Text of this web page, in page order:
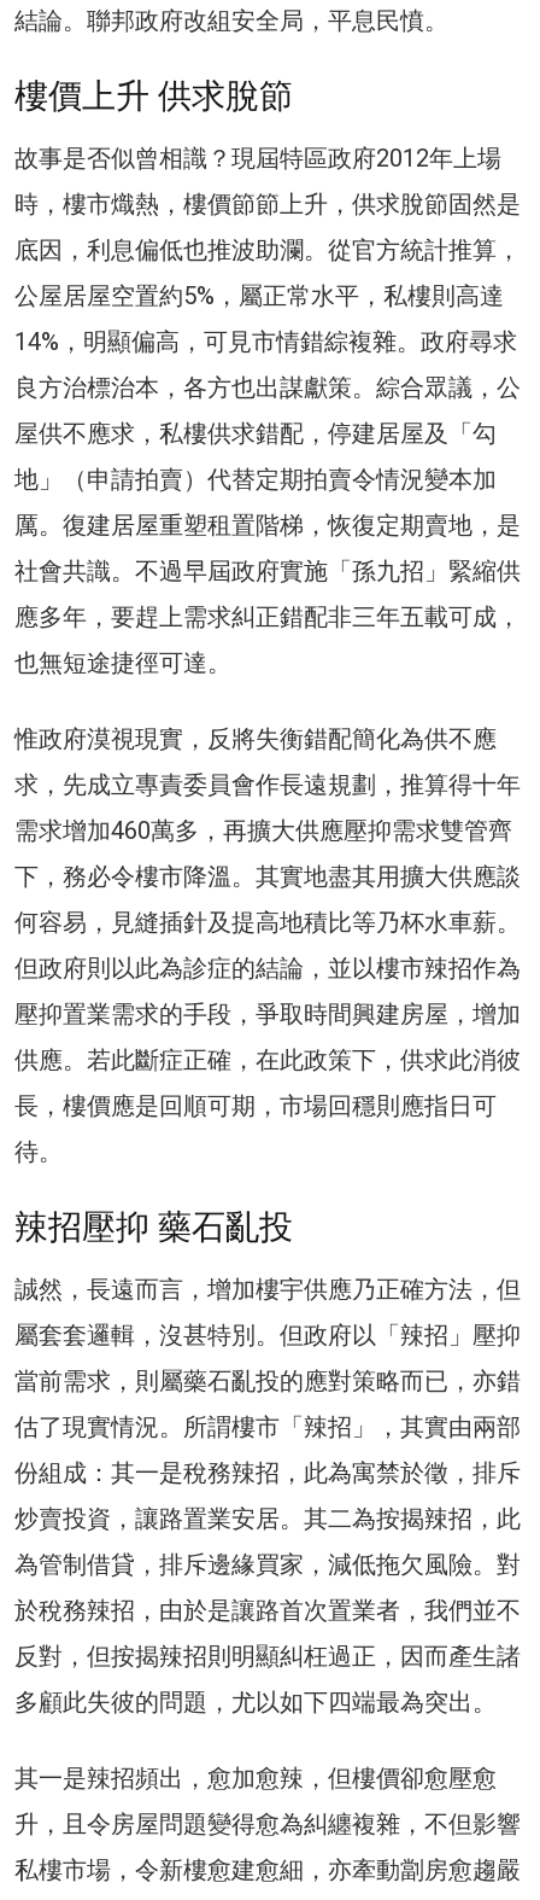
結論。聯邦政府改組安全局，平息民憤。
樓價上升 供求脫節
故事是否似曾相識？現屆特區政府2012年上場
時，樓市熾熱，樓價節節上升，供求脫節固然是
底因，利息偏低也推波助瀾。從官方統計推算，
公屋居屋空置約5%，屬正常水平，私樓則高達
14%，明顯偏高，可見市情錯綜複雜。政府尋求
良方治標治本，各方也出謀獻策。綜合眾議，公
屋供不應求，私樓供求錯配，停建居屋及「勾
地」（申請拍賣）代替定期拍賣令情況變本加
厲。復建居屋重塑租置階梯，恢復定期賣地，是
社會共識。不過早屆政府實施「孫九招」緊縮供
應多年，要趕上需求糾正錯配非三年五載可成，
也無短途捷徑可達。
惟政府漠視現實，反將失衡錯配簡化為供不應
求，先成立專責委員會作長遠規劃，推算得十年
需求增加460萬多，再擴大供應壓抑需求雙管齊
下，務必令樓市降溫。其實地盡其用擴大供應談
何容易，見縫插針及提高地積比等乃杯水車薪。
但政府則以此為診症的結論，並以樓市辣招作為
壓抑置業需求的手段，爭取時間興建房屋，增加
供應。若此斷症正確，在此政策下，供求此消彼
長，樓價應是回順可期，市場回穩則應指日可
待。
辣招壓抑 藥石亂投
誠然，長遠而言，增加樓宇供應乃正確方法，但
屬套套邏輯，沒甚特別。但政府以「辣招」壓抑
當前需求，則屬藥石亂投的應對策略而已，亦錯
估了現實情況。所謂樓市「辣招」，其實由兩部
份組成：其一是稅務辣招，此為寓禁於徵，排斥
炒賣投資，讓路置業安居。其二為按揭辣招，此
為管制借貸，排斥邊緣買家，減低拖欠風險。對
於稅務辣招，由於是讓路首次置業者，我們並不
反對，但按揭辣招則明顯糾枉過正，因而產生諸
多顧此失彼的問題，尤以如下四端最為突出。
其一是辣招頻出，愈加愈辣，但樓價卻愈壓愈
升，且令房屋問題變得愈為糾纏複雜，不但影響
私樓市場，令新樓愈建愈細，亦牽動劏房愈趨嚴